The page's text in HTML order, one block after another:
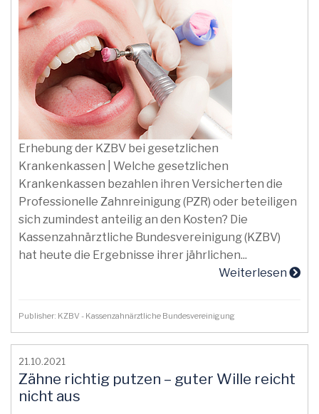
Erhebung der KZBV bei gesetzlichen
Krankenkassen | Welche gesetzlichen
Krankenkassen bezahlen ihren Versicherten die
Professionelle Zahnreinigung (PZR) oder beteiligen
sich zumindest anteilig an den Kosten? Die
Kassenzahnärztliche Bundesvereinigung (KZBV)
hat heute die Ergebnisse ihrer jährlichen...
Weiterlesen
Publisher: KZBV - Kassenzahnärztliche Bundesvereinigung
21.10.2021
Zähne richtig putzen – guter Wille reicht
nicht aus